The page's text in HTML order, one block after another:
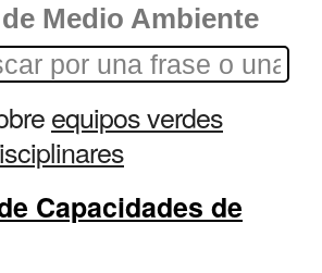
Medio Ambiente
equipos verdes
Capacidades de